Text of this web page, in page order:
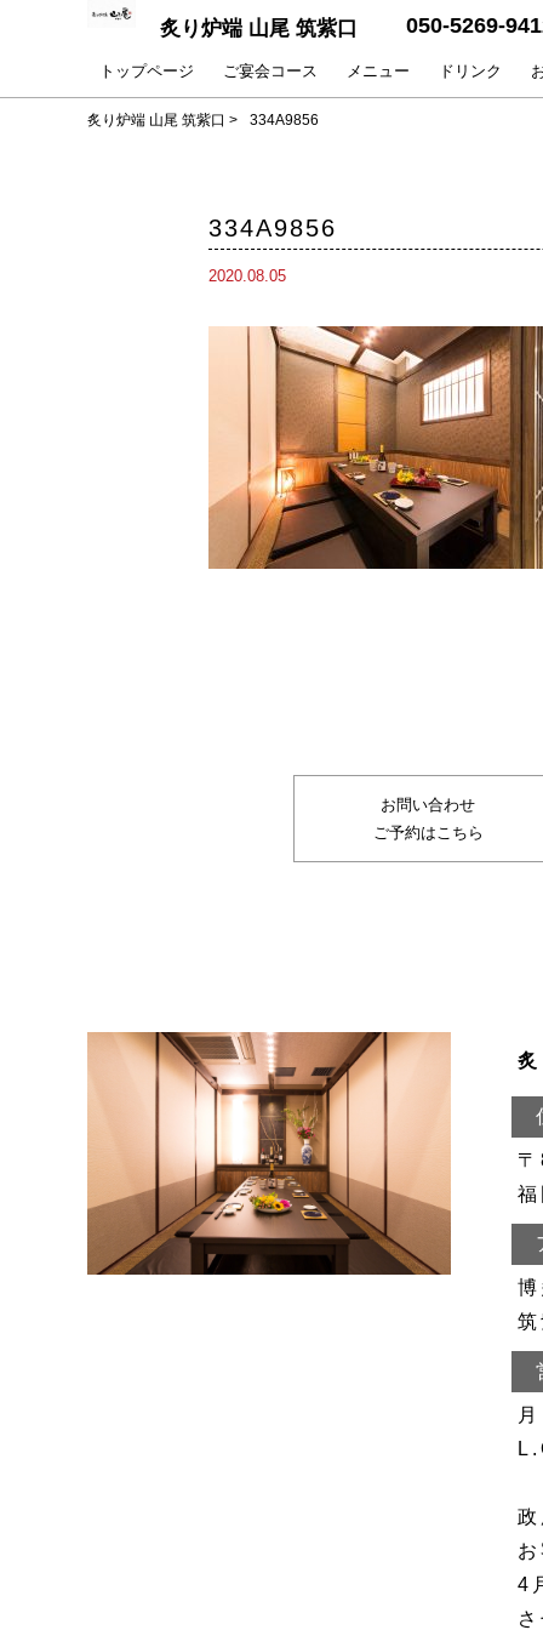
炙り炉端 山尾 筑紫口 050-5269-
トップページ ご宴会コース メニュー ドリンク
炙り炉端 山尾 筑紫口 > 334A9856
334A9856
2020.08.05
お問い合わせ
ご予約はこちら
4